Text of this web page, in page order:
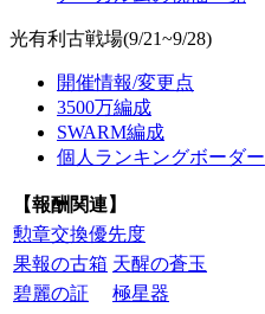
光有利古戦場(9/21~9/28)
開催情報/変更点
3500万編成
SWARM編成
個人ランキングボーダー
【報酬関連】
勲章交換優先度
果報の古箱 天醒の蒼玉
碧麗の証
極星器